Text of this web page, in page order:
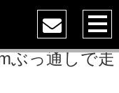
ぶっ通しで走